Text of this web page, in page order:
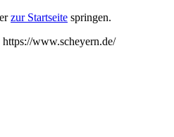
zur Startseite springen.
https://www.scheyern.de/